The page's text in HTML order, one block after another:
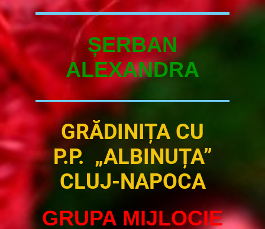
ȘERBAN
ALEXANDRA
GRĂDINIȚA CU
P.P. „ALBINUȚA”
CLUJ-NAPOCA
GRUPA MIJLOCIE